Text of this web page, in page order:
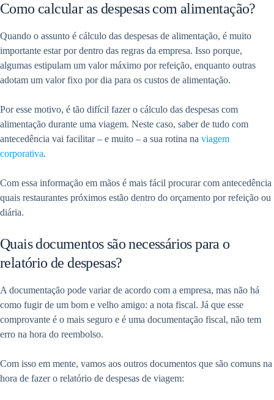
Como calcular as despesas com alimentação?
Quando o assunto é cálculo das despesas de alimentação, é muito
importante estar por dentro das regras da empresa. Isso porque,
algumas estipulam um valor máximo por refeição, enquanto outras
adotam um valor fixo por dia para os custos de alimentação.
Por esse motivo, é tão difícil fazer o cálculo das despesas com
alimentação durante uma viagem. Neste caso, saber de tudo com
antecedência vai facilitar – e muito – a sua rotina na viagem
corporativa.
Com essa informação em mãos é mais fácil procurar com antecedência
quais restaurantes próximos estão dentro do orçamento por refeição ou
diária.
Quais documentos são necessários para o
relatório de despesas?
A documentação pode variar de acordo com a empresa, mas não há
como fugir de um bom e velho amigo: a nota fiscal. Já que esse
comprovante é o mais seguro e é uma documentação fiscal, não tem
erro na hora do reembolso.
Com isso em mente, vamos aos outros documentos que são comuns na
hora de fazer o relatório de despesas de viagem: